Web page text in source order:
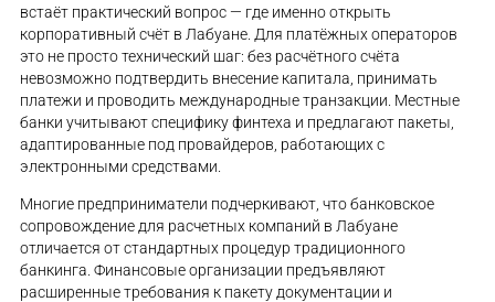
встаёт практический вопрос — где именно открыть
корпоративный счёт в Лабуане. Для платёжных операторов
это не просто технический шаг: без расчётного счёта
невозможно подтвердить внесение капитала, принимать
платежи и проводить международные транзакции. Местные
банки учитывают специфику финтеха и предлагают пакеты,
адаптированные под провайдеров, работающих с
электронными средствами.
Многие предприниматели подчеркивают, что банковское
сопровождение для расчетных компаний в Лабуане
отличается от стандартных процедур традиционного
банкинга. Финансовые организации предъявляют
расширенные требования к пакету документации и